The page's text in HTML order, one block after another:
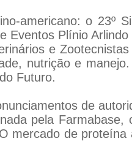
americano: o 23º
Eventos Plínio
e
nutrição e
Futuro.
de
pela Farmabase,
mercado de